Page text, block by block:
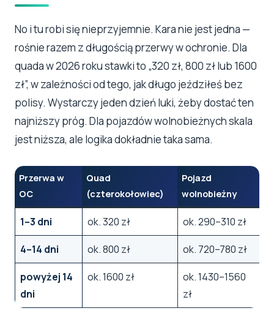
No i tu robi się nieprzyjemnie. Kara nie jest jedna —
rośnie razem z długością przerwy w ochronie. Dla
quada w 2026 roku stawki to „320 zł, 800 zł lub 1600
zł”, w zależności od tego, jak długo jeździłeś bez
polisy. Wystarczy jeden dzień luki, żeby dostać ten
najniższy próg. Dla pojazdów wolnobieżnych skala
jest niższa, ale logika dokładnie taka sama.
Przerwa w
OC
Quad
(czterokołowiec)
Pojazd
wolnobieżny
1–3 dni ok. 320 zł ok. 290–310 zł
4–14 dni ok. 800 zł ok. 720–780 zł
powyżej 14
dni
ok. 1600 zł
ok. 1430–1560
zł